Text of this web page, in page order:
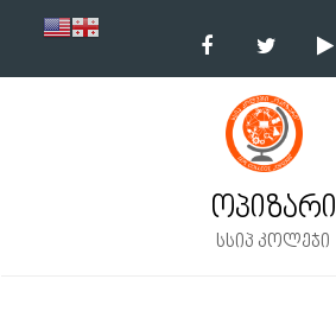
content
ოპიზარი
სსიპ კოლეჯი